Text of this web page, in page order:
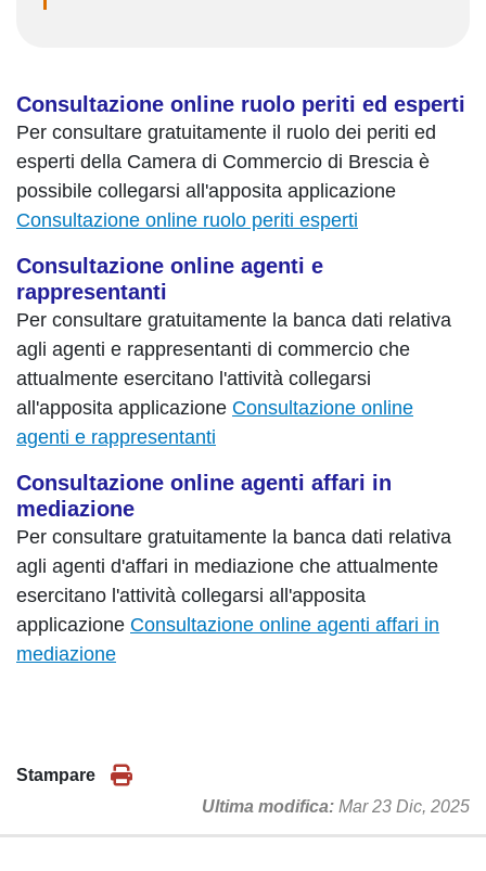
Consultazione online ruolo periti ed esperti
Per consultare gratuitamente il ruolo dei periti ed
esperti della Camera di Commercio di Brescia è
possibile collegarsi all'apposita applicazione
Consultazione online ruolo periti esperti
Consultazione online agenti e
rappresentanti
Per consultare gratuitamente la banca dati relativa
agli agenti e rappresentanti di commercio che
attualmente esercitano l'attività collegarsi
all'apposita applicazione Consultazione online
agenti e rappresentanti
Consultazione online agenti affari in
mediazione
Per consultare gratuitamente la banca dati relativa
agli agenti d'affari in mediazione che attualmente
esercitano l'attività collegarsi all'apposita
applicazione Consultazione online agenti affari in
mediazione
Stampare
Ultima modifica Mar 23 Dic, 2025